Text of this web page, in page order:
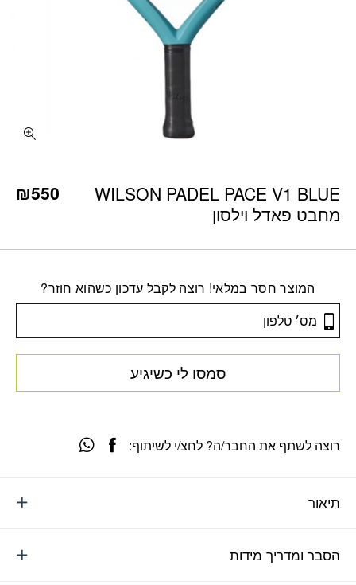
WILSON PADEL PACE V1 BLUE
מחבט פאדל וילסון
₪550
המוצר חסר במלאי! רוצה לקבל עדכון כשהוא חוזר?
סמסו לי כשיגיע
תיאור
הסבר ומדריך מידות
רוצה לשתף את החבר/ה? לחצ/י לשיתוף: